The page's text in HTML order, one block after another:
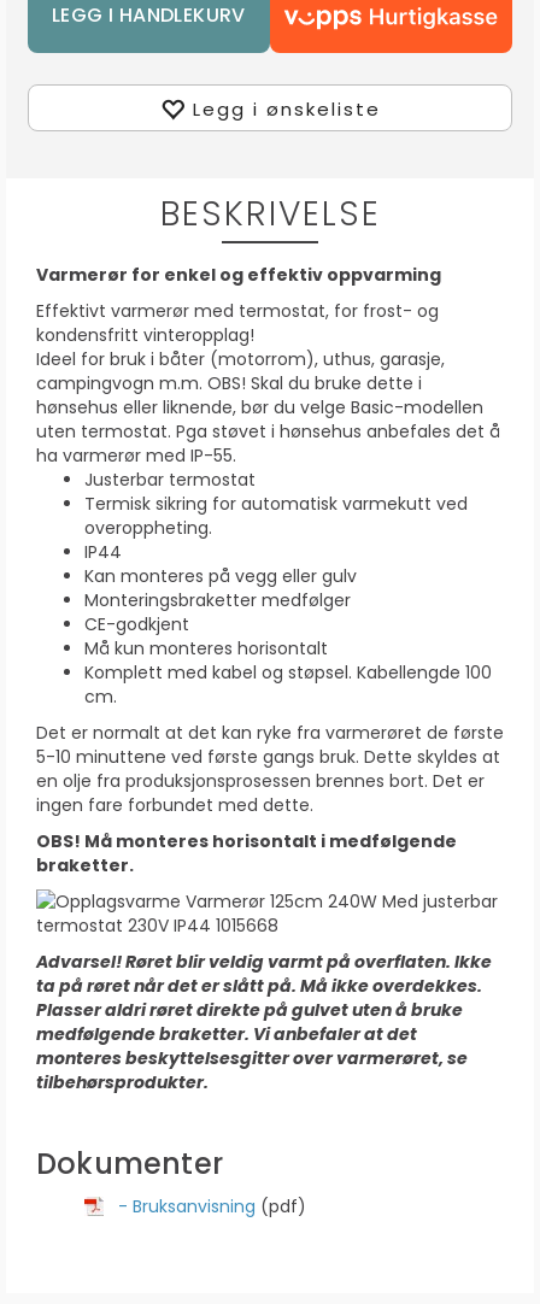
Legg i ønskeliste
BESKRIVELSE
Varmerør for enkel og effektiv oppvarming
Effektivt varmerør med termostat, for frost- og
kondensfritt vinteropplag!
Ideel for bruk i båter (motorrom), uthus, garasje,
campingvogn m.m. OBS! Skal du bruke dette i
hønsehus eller liknende, bør du velge Basic-modellen
uten termostat. Pga støvet i hønsehus anbefales det å
ha varmerør med IP-55.
Justerbar termostat
Termisk sikring for automatisk varmekutt ved
overoppheting.
IP44
Kan monteres på vegg eller gulv
Monteringsbraketter medfølger
CE-godkjent
Må kun monteres horisontalt
Komplett med kabel og støpsel. Kabellengde 100
cm.
Det er normalt at det kan ryke fra varmerøret de første
5-10 minuttene ved første gangs bruk. Dette skyldes at
en olje fra produksjonsprosessen brennes bort. Det er
ingen fare forbundet med dette.
OBS! Må monteres horisontalt i medfølgende
braketter.
Advarsel! Røret blir veldig varmt på overflaten. Ikke
ta på røret når det er slått på. Må ikke overdekkes.
Plasser aldri røret direkte på gulvet uten å bruke
medfølgende braketter. Vi anbefaler at det
monteres beskyttelsesgitter over varmerøret, se
tilbehørsprodukter.
Dokumenter
- Bruksanvisning (pdf)